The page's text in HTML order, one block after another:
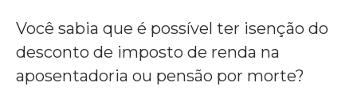
Você sabia que é possível ter isenção do
desconto de imposto de renda na
aposentadoria ou pensão por morte?